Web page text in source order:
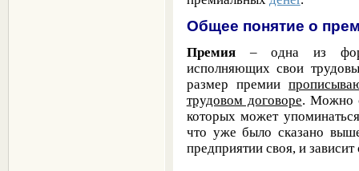
Общее понятие о
Премия– одна из форм
исполняющих свои
размер премии
трудовом договоре. Можно
которых может
что уже было сказано
предприятии своя, и